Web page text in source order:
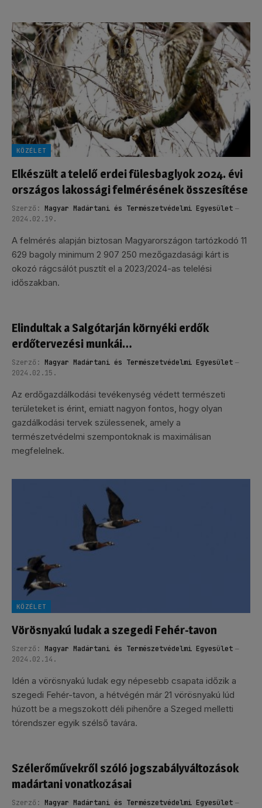
KÖZÉLET
Elkészült a telelő erdei fülesbaglyok 2024. évi
országos lakossági felmérésének összesítése
Szerző: Magyar Madártani és Természetvédelmi Egyesület
2024.02.19.
A felmérés alapján biztosan Magyarországon tartózkodó 11
629 bagoly minimum 2 907 250 mezőgazdasági kárt is
okozó rágcsálót pusztít el a 2023/2024-as telelési
időszakban.
Elindultak a Salgótarján környéki erdők
erdőtervezési munkái…
Szerző: Magyar Madártani és Természetvédelmi Egyesület
2024.02.15.
Az erdőgazdálkodási tevékenység védett természeti
területeket is érint, emiatt nagyon fontos, hogy olyan
gazdálkodási tervek szülessenek, amely a
természetvédelmi szempontoknak is maximálisan
megfelelnek.
KÖZÉLET
Vörösnyakú ludak a szegedi Fehér-tavon
Szerző: Magyar Madártani és Természetvédelmi Egyesület
2024.02.14.
Idén a vörösnyakú ludak egy népesebb csapata időzik a
szegedi Fehér-tavon, a hétvégén már 21 vörösnyakú lúd
húzott be a megszokott déli pihenőre a Szeged melletti
tórendszer egyik szélső tavára.
Szélerőművekről szóló jogszabályváltozások
madártani vonatkozásai
Szerző: Magyar Madártani és Természetvédelmi Egyesület